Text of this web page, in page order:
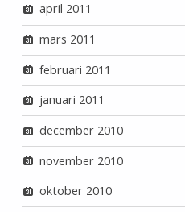
april 2011
mars 2011
februari 2011
januari 2011
december 2010
november 2010
oktober 2010